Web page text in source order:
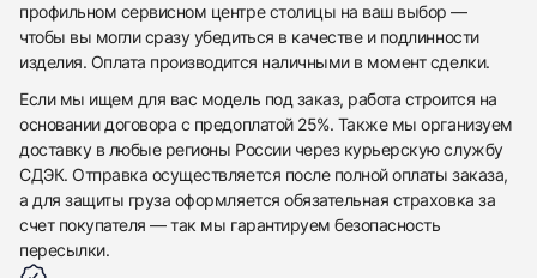
профильном сервисном центре столицы на ваш выбор —
чтобы вы могли сразу убедиться в качестве и подлинности
изделия. Оплата производится наличными в момент сделки.
Если мы ищем для вас модель под заказ, работа строится на
основании договора с предоплатой 25%. Также мы организуем
доставку в любые регионы России через курьерскую службу
СДЭК. Отправка осуществляется после полной оплаты заказа,
а для защиты груза оформляется обязательная страховка за
счет покупателя — так мы гарантируем безопасность
пересылки.